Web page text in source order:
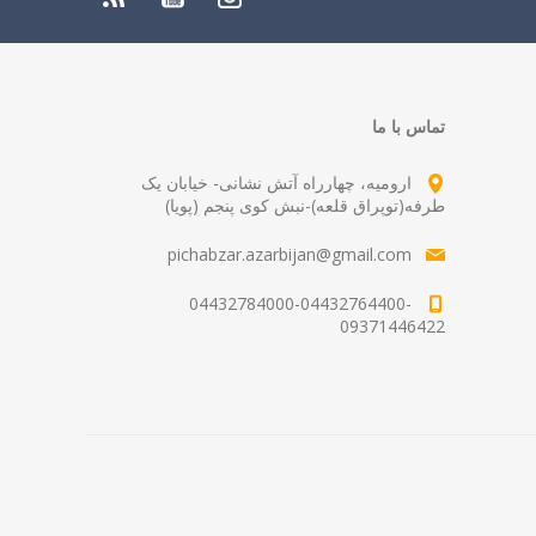
تماس با ما
ارومیه، چهارراه آتش نشانی- خیابان یک
طرفه(توپراق قلعه)-نبش کوی پنجم (پویا)
pichabzar.azarbijan@gmail.com
04432784000-04432764400-
09371446422